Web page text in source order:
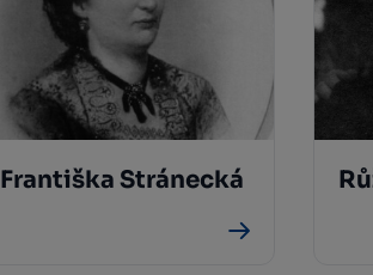
Františka Stránecká